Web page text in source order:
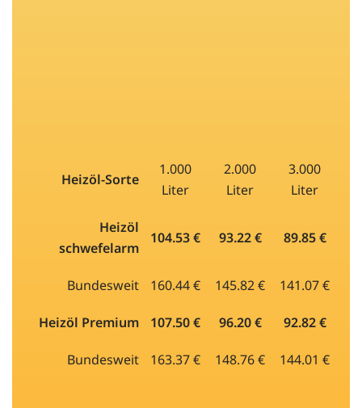
Heizöl-Sorte
1.000
Liter
2.000
Liter
3.000
Liter
Heizöl
schwefelarm
104.53 € 93.22 € 89.85 €
Bundesweit 160.44 € 145.82 € 141.07 €
Heizöl Premium 107.50 € 96.20 € 92.82 €
Bundesweit 163.37 € 148.76 € 144.01 €